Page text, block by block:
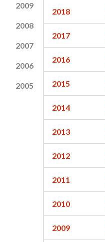
2009
2008
2007
2006
2005
2018
2017
2016
2015
2014
2013
2012
2011
2010
2009